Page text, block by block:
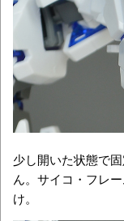
少し開いた状態で
ん。サイコ・フレ
け。